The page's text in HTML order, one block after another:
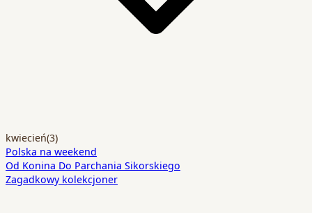
kwiecień(3)
Polska na weekend
Od Konina Do Parchania Sikorskiego
Zagadkowy kolekcjoner